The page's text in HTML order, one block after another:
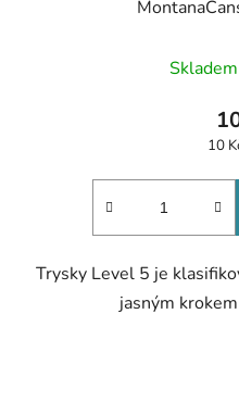
Skladem
10
Trysky Level 5 je
jasným